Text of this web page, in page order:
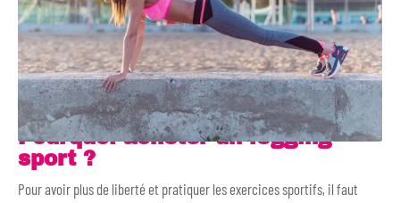
Pourquoi acheter un legging
sport ?
Pour avoir plus de liberté et pratiquer les exercices sportifs, il faut